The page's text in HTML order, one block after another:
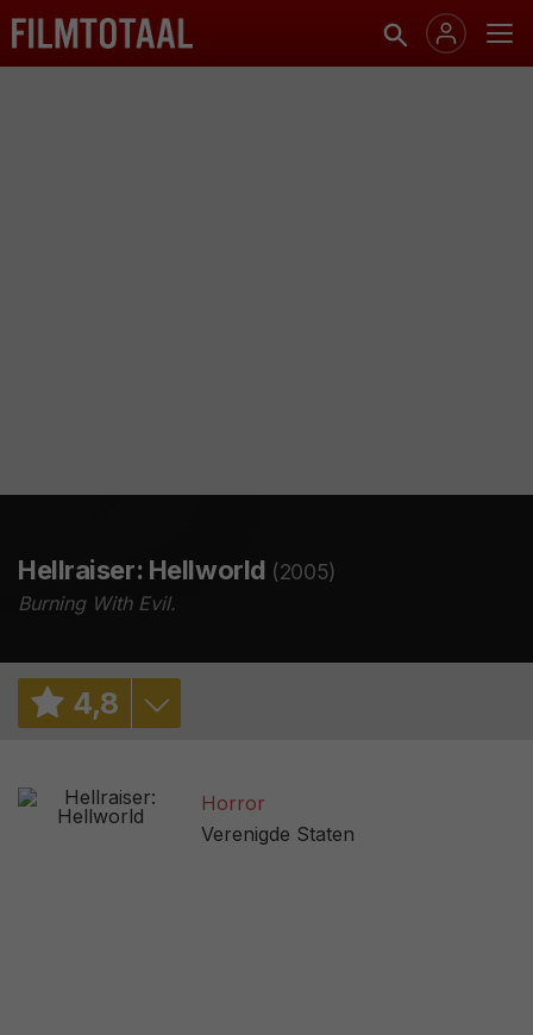
Hellraiser: Hellworld (2005)
Burning With Evil.
4,8
4,2/ 14426
Horror
Verenigde Staten